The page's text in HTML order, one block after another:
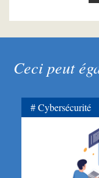
Ceci peut
Cybersécurité